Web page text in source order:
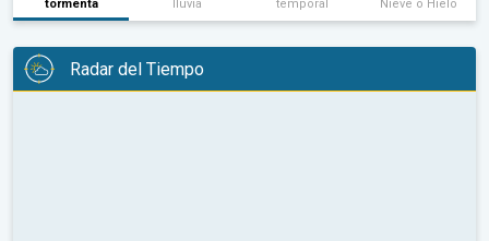
tormenta lluvia temporal Nieve o Hielo
Radar del Tiempo